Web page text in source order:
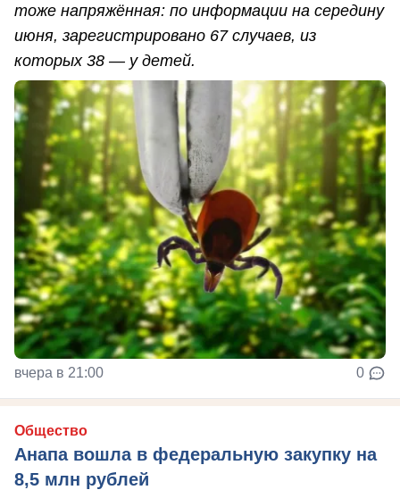
тоже напряжённая: по информации на середину
июня, зарегистрировано 67 случаев, из
которых 38 — у детей.
вчера в 21:00 0
Общество
Анапа вошла в федеральную закупку на
8,5 млн рублей